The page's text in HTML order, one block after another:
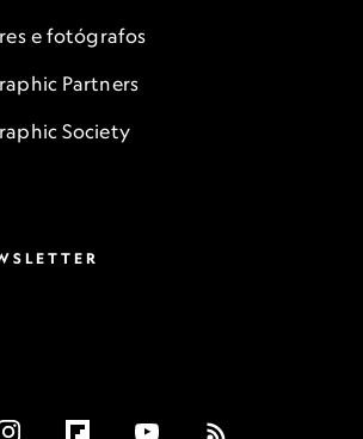
e fotógrafos
Partners
Society